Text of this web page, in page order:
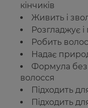
кінчиків
Живить і
Розгладжує
Робить
Надає
Формула без
волосся
Підходить
Підходить